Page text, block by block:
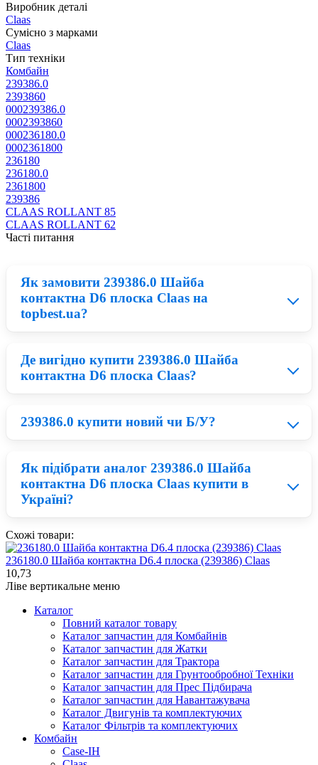
Виробник деталі
Claas
Сумісно з марками
Claas
Тип техніки
Комбайн
239386.0
2393860
000239386.0
0002393860
000236180.0
0002361800
236180
236180.0
2361800
239386
CLAAS ROLLANT 85
CLAAS ROLLANT 62
Часті питання
Як замовити 239386.0 Шайба
контактна D6 плоска Claas на
topbest.ua?
Придбати 239386.0 можна у нашому каталозі:
запчастини на Комбайн. По завершенню замовлення
Вам зателефонує наш менеджер та допоможе
вигідній ціні з доставкою в Київ, Харків, Львів.
Де вигідно купити 239386.0 Шайба
контактна D6 плоска Claas?
Зараз на ринку великий вибір запчастини на
Комбайн Claas, на перший погляд,
нашому сайтіtopbest.uaв каталозі представлені
запчастини Claas по одній із найнижчих цін на ринку.
239386.0 купити новий чи Б/У?
Нові деталі Claas приблизно на 23% дорожчі ніж
відновлені запчастини для сільськогосподарської
техніки, тому все залежить від вашого бюджету. БУ
зможете бути впевнені, що прослужать вони не один
сезон.
Як підібрати аналог 239386.0 Шайба
контактна D6 плоска Claas купити в
Україні?
Для того, щоб обрати якісний аналог Шайба Claas
потрібно розуміти, що дешеві деталі для техніки
володіють меншим робочим запасом, найчастіше це
пов'язано із низькою якістю матеріалів. Відповідно при
правильному співвідношенні ціни та якості можна
придбати запчастини для Claas по ціни в два рази
нижчій від оригіналу.
Схожі товари:
236180.0 Шайба контактна D6.4 плоска (239386) Claas
10,73
Ліве вертикальне меню
Каталог
Повний каталог товару
Каталог запчастин для Комбайнів
Каталог запчастин для Жатки
Каталог запчастин для Трактора
Каталог запчастин для Грунтообробної Техніки
Каталог запчастин для Прес Підбирача
Каталог запчастин для Навантажувача
Каталог Двигунів та комплектуючих
Каталог Фільтрів та комплектуючих
Комбайн
Case-IH